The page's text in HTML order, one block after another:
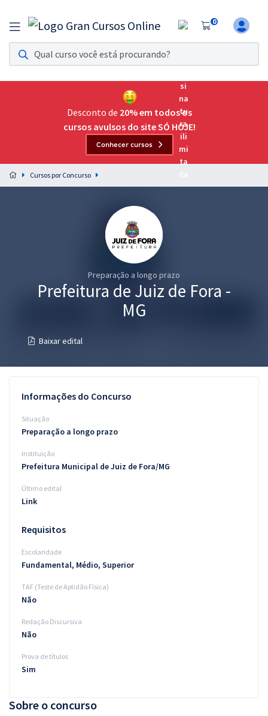
0
Assinatura Ilimitada 11
Acesso a todos os cursos. Teste grátis por 7 dias!
Assinatura OAB Até Passar
Acesso ilimitado a toda preparação para o Exame da
Preparação completa e intensiva para as principais
residências em saúde do Brasil
Questões grátis
Conteúdo gratuito
Aprovados
Atendimento
Desconto de 20% em todos os
cursos avulsos do site SÓ HOJE!
Conhecer cursos
Cursos por Concurso
Preparação a longo prazo
Prefeitura de Juiz de Fora -
MG
Baixar edital
Sobre o concurso
Informações do Concurso
Situação
Preparação a longo prazo
Instituição
Prefeitura Municipal de Juiz de Fora/MG
Último edital
Link
Requisitos
Escolaridade
Fundamental, Médio, Superior
TAF (Teste de Aptidão Física)
Não
Redação Discursiva
Não
Prova de títulos
Sim